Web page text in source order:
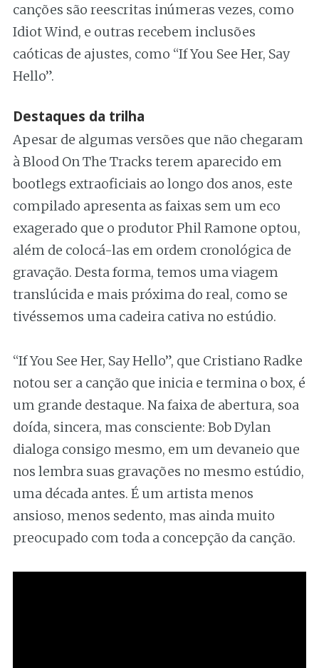
canções são reescritas inúmeras vezes, como
Idiot Wind, e outras recebem inclusões
caóticas de ajustes, como “If You See Her, Say
Hello”.
Destaques da trilha
Apesar de algumas versões que não chegaram
à Blood On The Tracks terem aparecido em
bootlegs extraoficiais ao longo dos anos, este
compilado apresenta as faixas sem um eco
exagerado que o produtor Phil Ramone optou,
além de colocá-las em ordem cronológica de
gravação. Desta forma, temos uma viagem
translúcida e mais próxima do real, como se
tivéssemos uma cadeira cativa no estúdio.
“If You See Her, Say Hello”, que Cristiano Radke
notou ser a canção que inicia e termina o box, é
um grande destaque. Na faixa de abertura, soa
doída, sincera, mas consciente: Bob Dylan
dialoga consigo mesmo, em um devaneio que
nos lembra suas gravações no mesmo estúdio,
uma década antes. É um artista menos
ansioso, menos sedento, mas ainda muito
preocupado com toda a concepção da canção.